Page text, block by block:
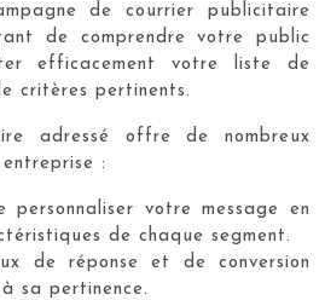
de courrier publicitaire
de comprendre votre public
efficacement votre liste de
critères pertinents.
adressé offre de nombreux
:
votre message en
de chaque segment.
de réponse et de conversion
sa pertinence.